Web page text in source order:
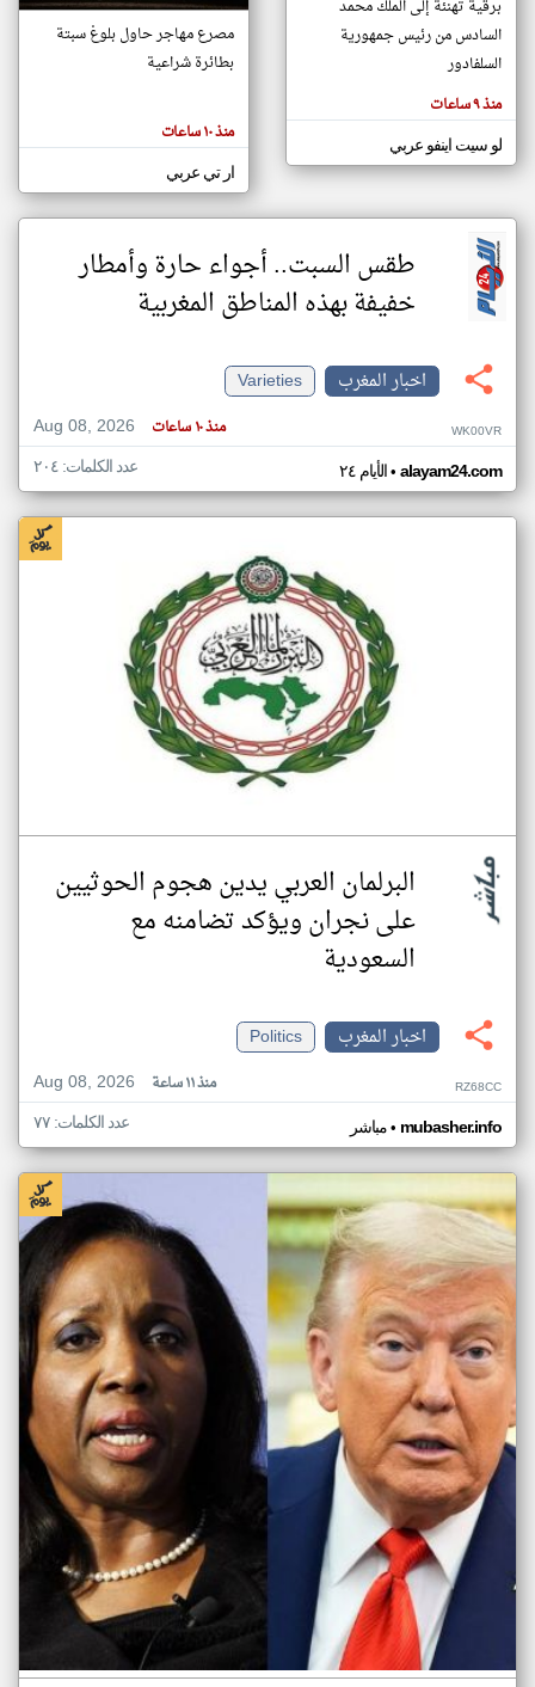
مصادر الأخبار من المغرب
اخبار المغرب على مدار الساعة
أهم اخبار المغرب العاجلة والمباشرة
المقالات
الموجوده
هنا عن
وجهة
نظر
برقية تهنئة إلى الملك محمد
السادس من رئيس جمهورية
السلفادور
منذ ٩ ساعات
لو سيت اينفو عربي
مصرع مهاجر حاول بلوغ سبتة
بطائرة شراعية
منذ ١٠ ساعات
ار تي عربي
طقس السبت.. أجواء حارة وأمطار
خفيفة بهذه المناطق المغربية
اخبار المغرب
Varieties
Aug 08, 2026
منذ ١٠ ساعات WK00VR
الأيام ٢٤• alayam24.com عدد الكلمات: ٢٠٤
البرلمان العربي يدين هجوم الحوثيين
على نجران ويؤكد تضامنه مع
السعودية
اخبار المغرب
Politics
Aug 08, 2026
منذ ١١ ساعة RZ68CC
مباشر• mubasher.info عدد الكلمات: ٧٧
klyoum.com